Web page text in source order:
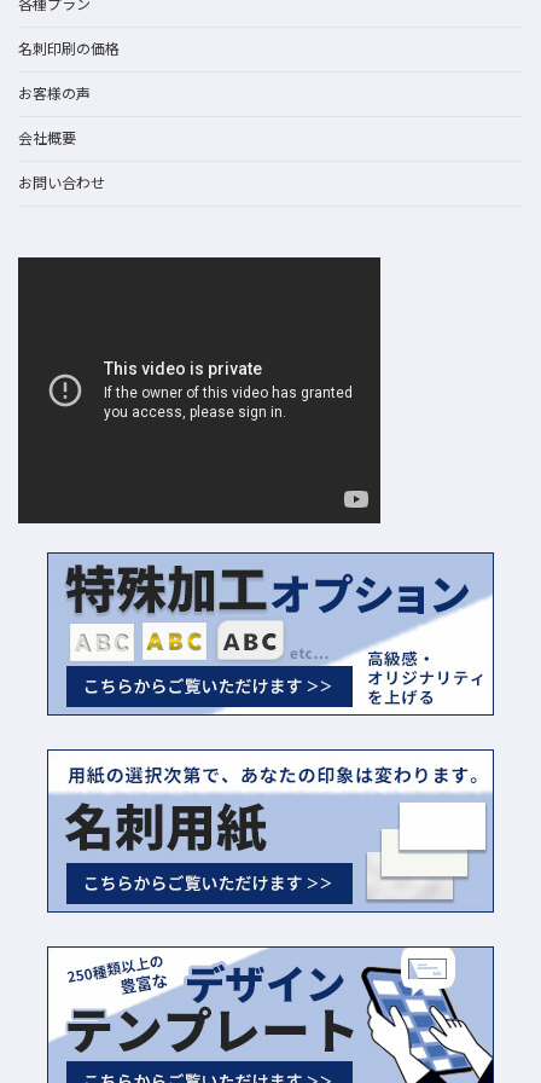
各種プラン
名刺印刷の価格
お客様の声
会社概要
お問い合わせ